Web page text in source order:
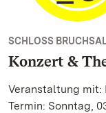
SCHLOSS
Konzert &
Veranstaltung mit:
Termin: Sonntag,